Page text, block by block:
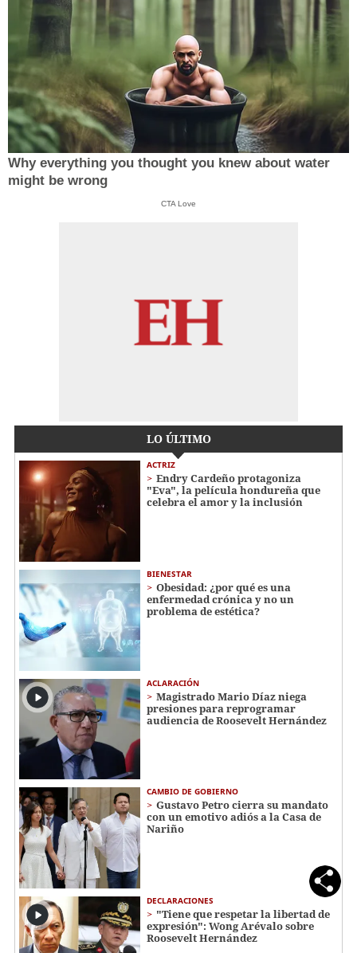
Why everything you thought you knew about water
might be wrong
CTA Love
LO ÚLTIMO
ACTRIZ
Endry Cardeño protagoniza
"Eva", la película hondureña que
celebra el amor y la inclusión
BIENESTAR
Obesidad: ¿por qué es una
enfermedad crónica y no un
problema de estética?
ACLARACIÓN
Magistrado Mario Díaz niega
presiones para reprogramar
audiencia de Roosevelt Hernández
CAMBIO DE GOBIERNO
Gustavo Petro cierra su mandato
con un emotivo adiós a la Casa de
Nariño
DECLARACIONES
"Tiene que respetar la libertad de
expresión": Wong Arévalo sobre
Roosevelt Hernández